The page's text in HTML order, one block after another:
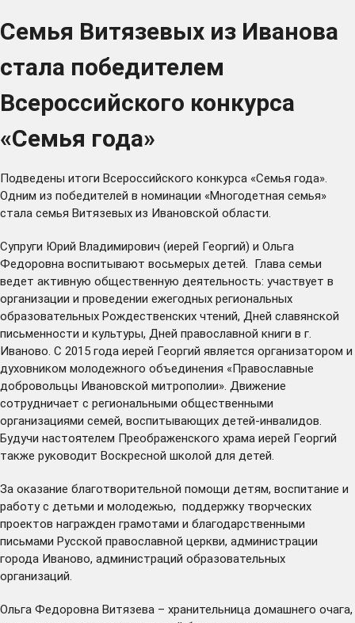
Семья Витязевых из Иванова
стала победителем
Всероссийского конкурса
«Семья года»
Подведены итоги Всероссийского конкурса «Семья года».
Одним из победителей в номинации «Многодетная семья»
стала семья Витязевых из Ивановской области.
Супруги Юрий Владимирович (иерей Георгий) и Ольга
Федоровна воспитывают восьмерых детей. Глава семьи
ведет активную общественную деятельность: участвует в
организации и проведении ежегодных региональных
образовательных Рождественских чтений, Дней славянской
письменности и культуры, Дней православной книги в г.
Иваново. С 2015 года иерей Георгий является организатором и
духовником молодежного объединения «Православные
добровольцы Ивановской митрополии». Движение
сотрудничает с региональными общественными
организациями семей, воспитывающих детей-инвалидов.
Будучи настоятелем Преображенского храма иерей Георгий
также руководит Воскресной школой для детей.
За оказание благотворительной помощи детям, воспитание и
работу с детьми и молодежью, поддержку творческих
проектов награжден грамотами и благодарственными
письмами Русской православной церкви, администрации
города Иваново, администраций образовательных
организаций.
Ольга Федоровна Витязева – хранительница домашнего очага,